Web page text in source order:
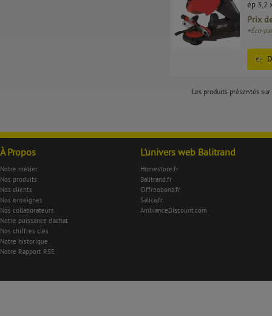
ép 3,2
Prix
+Éco-
Les produits présentés
À Propos
Notre métier
Nos produits
Nos clients
Nos enseignes
Nos collaborateurs
Notre puissance d'achat
Nos chiffres clés
Notre historique
Notre Rapport RSE
L'univers web Balitrand
Homestore.fr
Balitrand.fr
Ciffreobona.fr
Salica.fr
AmbianceDiscount.com